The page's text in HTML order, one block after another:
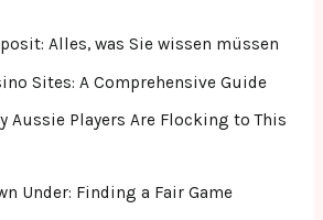
Alles, was Sie wissen müssen
Sites: A Comprehensive Guide
Aussie Players Are Flocking to This
Under: Finding a Fair Game